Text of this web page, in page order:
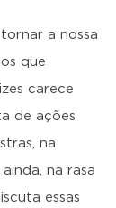
tornar a nossa
que
carece
de ações
na
na rasa
essas